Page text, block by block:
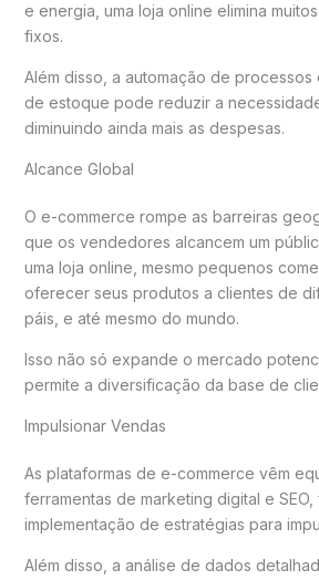
e energia, uma loja online elimina
fixos.
Além disso, a automação de
de estoque pode reduzir a
diminuindo ainda mais as despesas.
Alcance Global
O e-commerce rompe as barreiras
que os vendedores alcancem um
uma loja online, mesmo pequenos
oferecer seus produtos a clientes de
páis, e até mesmo do mundo.
Isso não só expande o mercado
permite a diversificação da base de
Impulsionar Vendas
As plataformas de e-commerce vêm
ferramentas de marketing digital e SEO,
implementação de estratégias para
Além disso, a análise de dados